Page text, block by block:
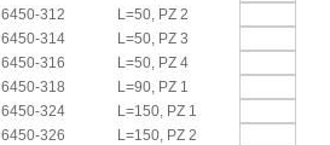
6450-312
L=50, PZ 2
6450-314
L=50, PZ 3
6450-316
L=50, PZ 4
6450-318
L=90, PZ 1
6450-324
L=150, PZ 1
6450-326
L=150, PZ 2